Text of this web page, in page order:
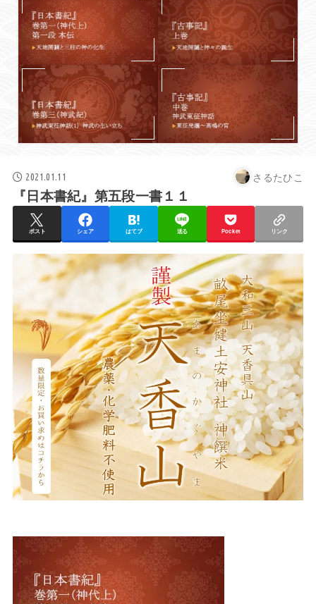
2021.01.11 さるたひこ
『日本書紀』第五段一書１１
ポスト シェア はてブ 送る Pocket リンク